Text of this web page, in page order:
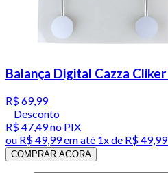
Balança Digital Cazza
R$ 69,99
Desconto
R$ 47,49no PIX
ou R$ 49,99em até 1x de R$ 49,99
COMPRAR AGORA